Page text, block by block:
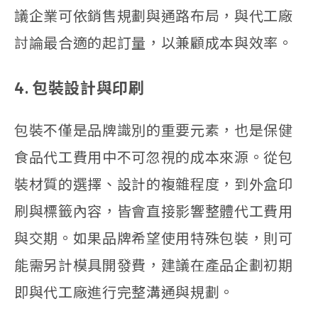
議企業可依銷售規劃與通路布局，與代工廠
討論最合適的起訂量，以兼顧成本與效率。
4. 包裝設計與印刷
包裝不僅是品牌識別的重要元素，也是保健
食品代工費用中不可忽視的成本來源。從包
裝材質的選擇、設計的複雜程度，到外盒印
刷與標籤內容，皆會直接影響整體代工費用
與交期。如果品牌希望使用特殊包裝，則可
能需另計模具開發費，建議在產品企劃初期
即與代工廠進行完整溝通與規劃。